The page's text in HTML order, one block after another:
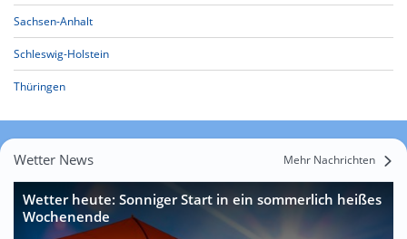
Sachsen-Anhalt
Schleswig-Holstein
Thüringen
Wetter News Mehr Nachrichten
Wetter heute: Sonniger Start in ein sommerlich heißes
Wochenende